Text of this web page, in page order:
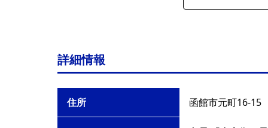
詳細情報
住所 函館市元町16-15